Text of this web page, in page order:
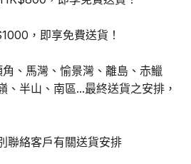
，即享免費送貨！
、馬灣、愉景灣、離島、赤鱲
、半山、南區...最終送貨之安排，
聯絡客戶有關送貨安排